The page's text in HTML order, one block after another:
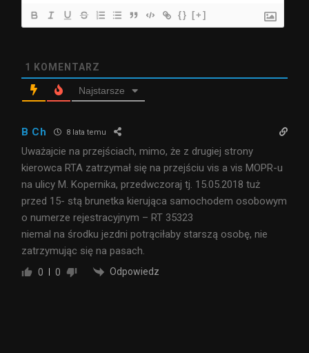
{} [+]
1 KOMENTARZ
Najstarsze
B Ch 8 lata temu
Uważajcie na przejściach, mimo, że z drugiej strony
kierowca RTA zatrzymał się na przejściu vis a vis MOPR-u
na ulicy M. Kopernika, przedwczoraj tj. 15.05.2018 tuż
przed 15- stą brunetka kierująca samochodem osobowym
o numerze rejestracyjnym – RT 35323
niemal na środku jezdni potrąciłaby starszą osobę, nie
zatrzymując się na pasach.
0 0 Odpowiedz